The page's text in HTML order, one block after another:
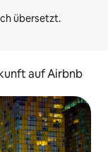
auf Airbnb